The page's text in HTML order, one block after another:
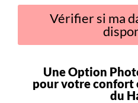
Vérifier si ma
Une Option
pour votreconfort
du